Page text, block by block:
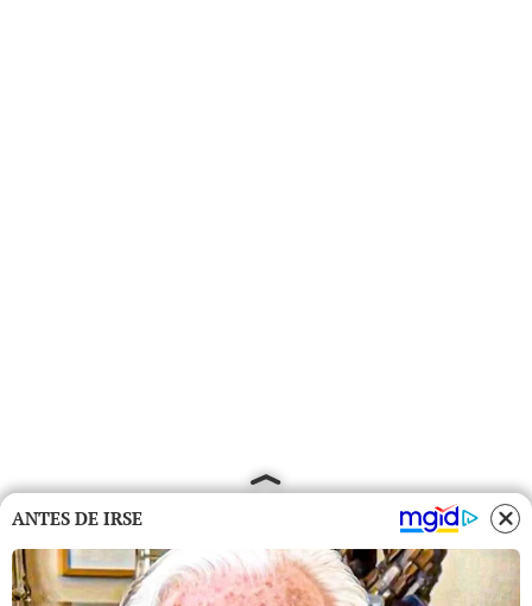
ANTES DE IRSE